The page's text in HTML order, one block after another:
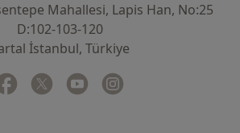
Mahallesi, Lapis Han, No:25
D:102-103-120
İstanbul, Türkiye
Facebook
yeni bir sekmede açılır
Twitter
yeni bir sekmede açılır
Youtube
yeni bir sekmede açılır